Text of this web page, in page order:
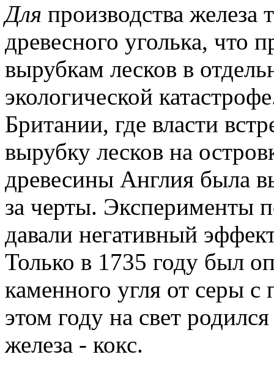
Для производства железа
древесного уголька, что
вырубкам лесков в
экологической
Британии, где власти
вырубку лесков на
древесины Англия была
за черты. Эксперименты
давали негативный
Только в 1735 году был
каменного угля от серы
этом году на свет
железа - кокс.